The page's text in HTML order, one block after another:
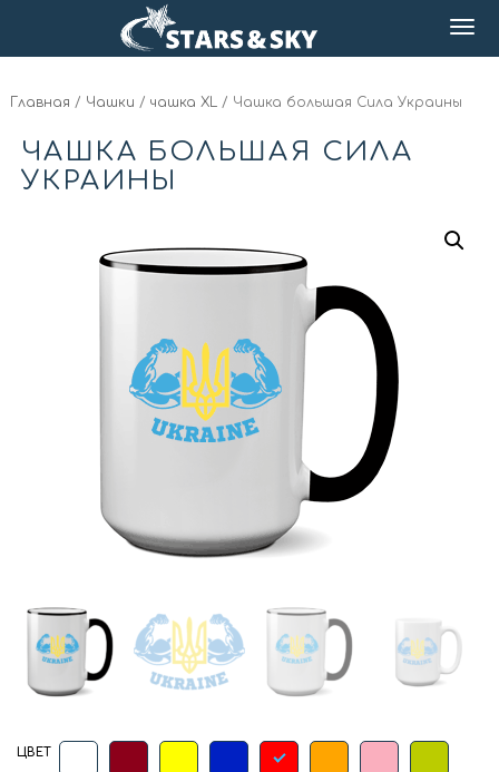
Главная / Чашки / чашка XL / Чашка большая Сила Украины
ЧАШКА БОЛЬШАЯ СИЛА
УКРАИНЫ
ЦВЕТ